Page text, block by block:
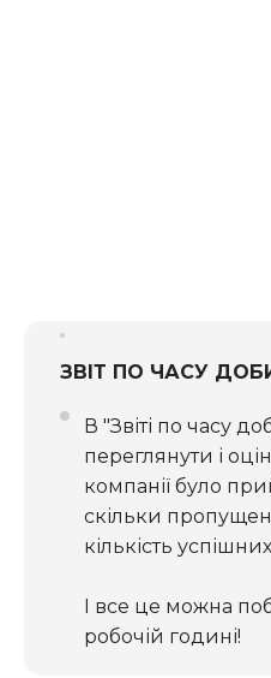
ЗВІТ ПО ЧАСУ
В "Звіті по часу
переглянути і
компанії було
скільки
кількість
І все це можна
робочій годині!